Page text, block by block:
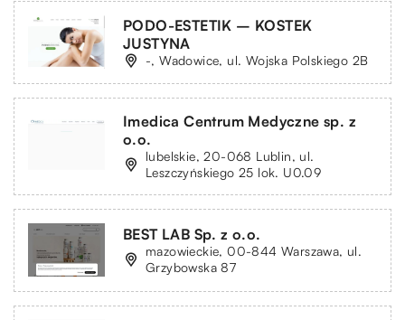
PODO-ESTETIK – KOSTEK
JUSTYNA
-, Wadowice, ul. Wojska Polskiego 2B
Imedica Centrum Medyczne sp. z
o.o.
lubelskie, 20-068 Lublin, ul.
Leszczyńskiego 25 lok. U0.09
BEST LAB Sp. z o.o.
mazowieckie, 00-844 Warszawa, ul.
Grzybowska 87